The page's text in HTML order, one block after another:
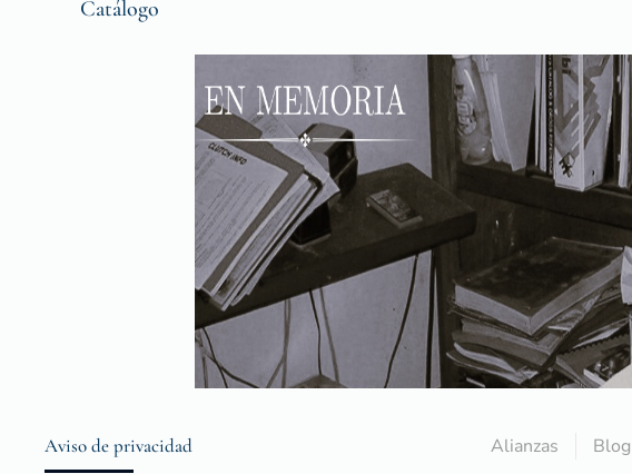
Catálogo
Aviso de privacidad Alianzas Blog